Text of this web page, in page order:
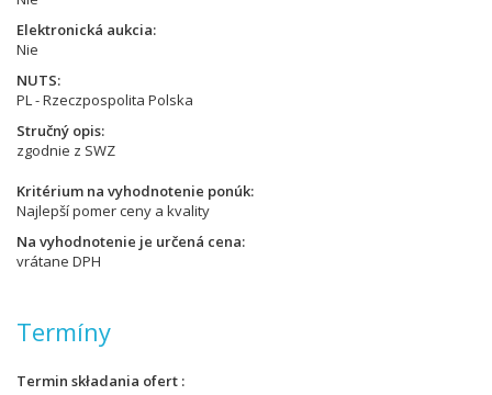
Elektronická aukcia
Nie
NUTS
PL - Rzeczpospolita Polska
Stručný opis
zgodnie z SWZ
Kritérium na vyhodnotenie ponúk
Najlepší pomer ceny a kvality
Na vyhodnotenie je určená cena
vrátane DPH
Termíny
Termin składania ofert